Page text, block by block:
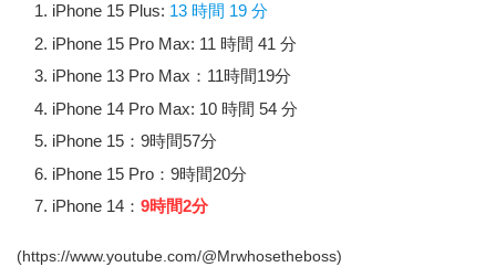
iPhone 15 Plus: 13 時間 19 分
iPhone 15 Pro Max: 11 時間 41 分
iPhone 13 Pro Max：11時間19分
iPhone 14 Pro Max: 10 時間 54 分
iPhone 15：9時間57分
iPhone 15 Pro：9時間20分
iPhone 14： 9時間2分
(https://www.youtube.com/@Mrwhosetheboss)